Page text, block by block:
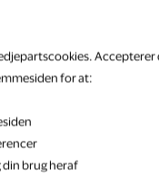
for at:
din brug heraf